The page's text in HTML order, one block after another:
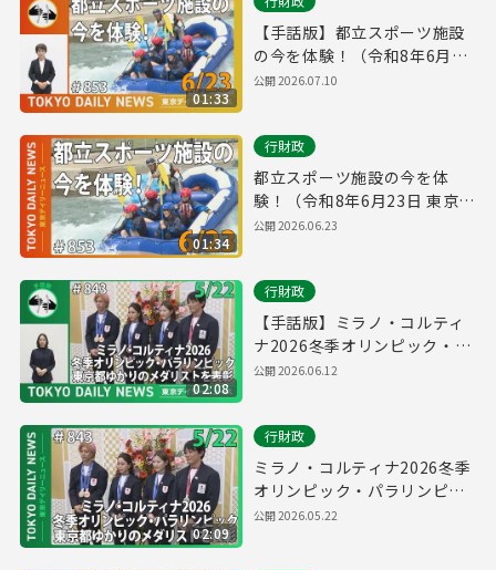
01:33
【手話版】都立スポーツ施設
の今を体験！（令和8年6月23
日 東京デイリーニュース
公開2026.07.10
01:34
行財政
都立スポーツ施設の今を体
験！（令和8年6月23日 東京デ
イリーニュース No.853）
公開2026.06.23
02:08
行財政
【手話版】ミラノ・コルティ
ナ2026冬季オリンピック・パ
ラリンピック 東京都ゆかりの
No.843）
公開2026.06.12
02:09
行財政
ミラノ・コルティナ2026冬季
オリンピック・パラリンピッ
ク 東京都ゆかりのメダリスト
公開2026.05.22